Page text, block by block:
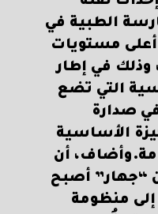
الطبية في
مستويات
وذلك في إطار
التي تضع
صدارة
الأساسية
أن
“جهار” أصبح
منظومة